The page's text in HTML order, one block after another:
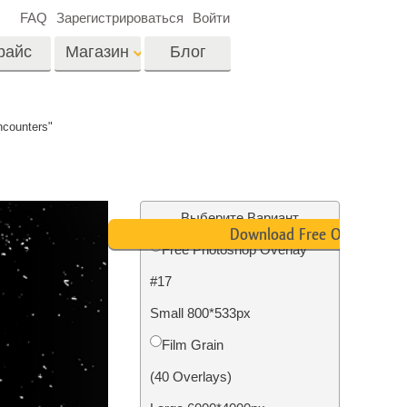
Реставрация
Магазин
Видео Оверлейсы
Блог
FAQ Зарегистрироваться Войти
Выберите Вариант
Free Photoshop Overlay
#17
Small 800*533px
Film Grain
(40 Overlays)
Download Free Overlay